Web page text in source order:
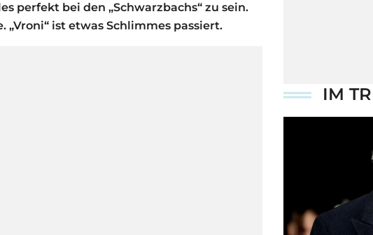
perfekt bei den „Schwarzbachs“ zu sein.
„Vroni“ ist etwas Schlimmes passiert.
IM